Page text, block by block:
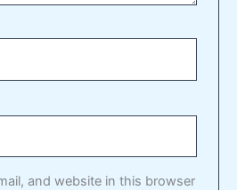
and website in this browser